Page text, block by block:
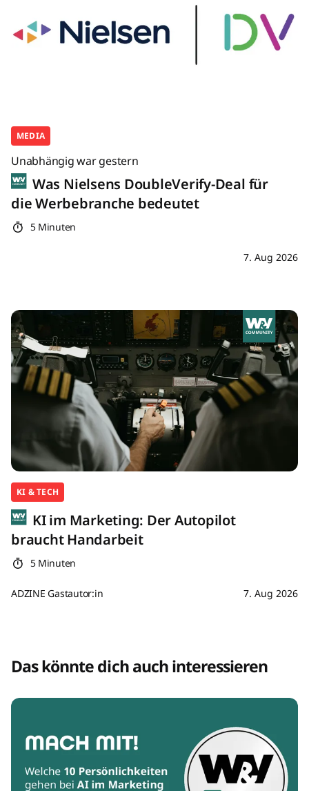
MEDIA
Unabhängig war gestern
Was Nielsens DoubleVerify-Deal für
die Werbebranche bedeutet
5 Minuten
7. Aug 2026
KI & TECH
KI im Marketing: Der Autopilot
braucht Handarbeit
5 Minuten
ADZINE Gastautor:in 7. Aug 2026
Das könnte dich auch interessieren